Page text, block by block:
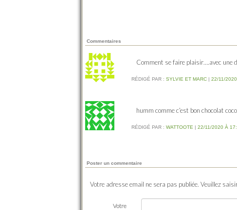
Commentaires
Comment se faire plaisir….avec une
RÉDIGÉ PAR : SYLVIE ET MARC| 22/11/
humm comme c’est bon chocolat coco
RÉDIGÉ PAR : WATTOOTE | 22/11/2020 À
Poster un commentaire
Votre adresse email ne sera pas publiée. Veuillez
Votre